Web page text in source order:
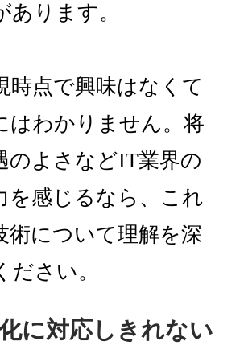
あります。
時点で興味はなくて
はわかりません。将
のよさなどIT業界の
を感じるなら、これ
術について理解を深
ださい。
に対応しきれない